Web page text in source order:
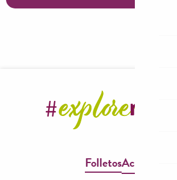
FolletosAccesibilidad